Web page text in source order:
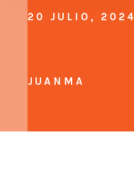
20 JULIO, 2024
JUANMA